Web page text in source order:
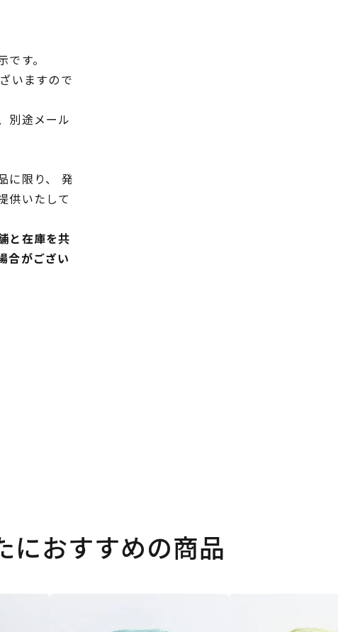
す。
いますので
別途メール
に限り、 発
供いたして
と在庫を共
合がござい
におすすめの商品